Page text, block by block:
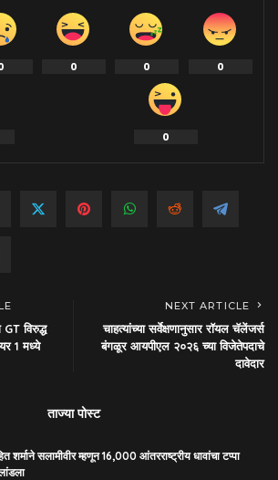
0 0 0
0
विरुद्ध
1 मध्ये
NEXT ARTICLE
चाहत्यांच्या सर्वेक्षणानुसार रॉयल चॅलेंजर्स
बंगळूर आयपीएल २०२६ च्या विजेतेपदाचे
दावेदार
ताज्या पोस्ट
शर्माने सलामीवीर म्हणून 16,000 आंतरराष्ट्रीय धावांचा टप्पा